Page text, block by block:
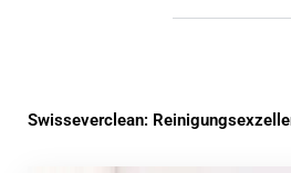
Swisseverclean: